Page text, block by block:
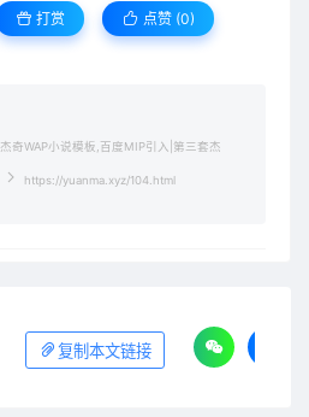
打赏 点赞 (0)
杰奇WAP小说模板,百度MIP引入|第三套杰
https://yuanma.xyz/104.html
复制本文链接